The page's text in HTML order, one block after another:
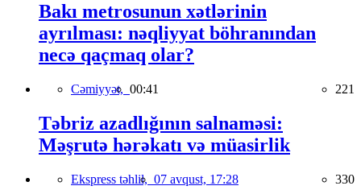
Bakı metrosunun xətlərinin
ayrılması: nəqliyyat böhranından
necə qaçmaq olar?
Cəmiyyət, 00:41 221
Təbriz azadlığının salnaməsi:
Məşrutə hərəkatı və müasirlik
Ekspress təhlil, 07 avqust, 17:28 330